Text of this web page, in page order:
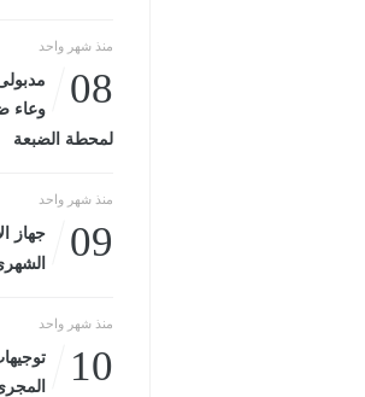
منذ شهر واحد
08
وعاء
لمحطة الضبعة
منذ شهر واحد
09
منذ شهر واحد
10